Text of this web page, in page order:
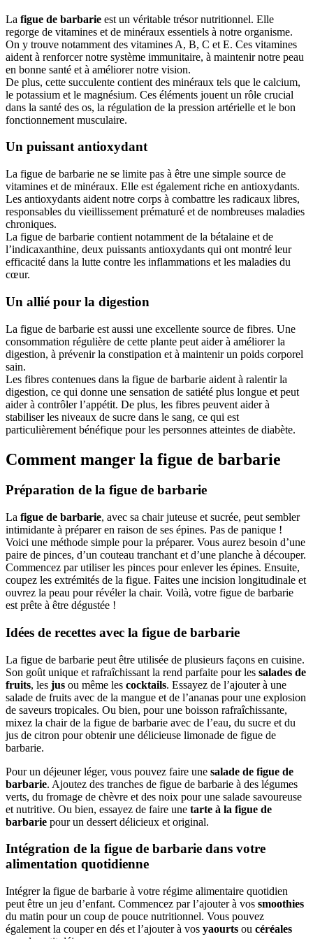
La figue de barbarie est un véritable trésor nutritionnel. Elle
regorge de vitamines et de minéraux essentiels à notre organisme.
On y trouve notamment des vitamines A, B, C et E. Ces vitamines
aident à renforcer notre système immunitaire, à maintenir notre peau
en bonne santé et à améliorer notre vision.
De plus, cette succulente contient des minéraux tels que le calcium,
le potassium et le magnésium. Ces éléments jouent un rôle crucial
dans la santé des os, la régulation de la pression artérielle et le bon
fonctionnement musculaire.
Un puissant antioxydant
La figue de barbarie ne se limite pas à être une simple source de
vitamines et de minéraux. Elle est également riche en antioxydants.
Les antioxydants aident notre corps à combattre les radicaux libres,
responsables du vieillissement prématuré et de nombreuses maladies
chroniques.
La figue de barbarie contient notamment de la bétalaine et de
l’indicaxanthine, deux puissants antioxydants qui ont montré leur
efficacité dans la lutte contre les inflammations et les maladies du
cœur.
Un allié pour la digestion
La figue de barbarie est aussi une excellente source de fibres. Une
consommation régulière de cette plante peut aider à améliorer la
digestion, à prévenir la constipation et à maintenir un poids corporel
sain.
Les fibres contenues dans la figue de barbarie aident à ralentir la
digestion, ce qui donne une sensation de satiété plus longue et peut
aider à contrôler l’appétit. De plus, les fibres peuvent aider à
stabiliser les niveaux de sucre dans le sang, ce qui est
particulièrement bénéfique pour les personnes atteintes de diabète.
Comment manger la figue de barbarie
Préparation de la figue de barbarie
La figue de barbarie, avec sa chair juteuse et sucrée, peut sembler
intimidante à préparer en raison de ses épines. Pas de panique !
Voici une méthode simple pour la préparer. Vous aurez besoin d’une
paire de pinces, d’un couteau tranchant et d’une planche à découper.
Commencez par utiliser les pinces pour enlever les épines. Ensuite,
coupez les extrémités de la figue. Faites une incision longitudinale et
ouvrez la peau pour révéler la chair. Voilà, votre figue de barbarie
est prête à être dégustée !
Idées de recettes avec la figue de barbarie
La figue de barbarie peut être utilisée de plusieurs façons en cuisine.
Son goût unique et rafraîchissant la rend parfaite pour les salades de
fruits, les jus ou même les cocktails. Essayez de l’ajouter à une
salade de fruits avec de la mangue et de l’ananas pour une explosion
de saveurs tropicales. Ou bien, pour une boisson rafraîchissante,
mixez la chair de la figue de barbarie avec de l’eau, du sucre et du
jus de citron pour obtenir une délicieuse limonade de figue de
barbarie.
Pour un déjeuner léger, vous pouvez faire une salade de figue de
barbarie. Ajoutez des tranches de figue de barbarie à des légumes
verts, du fromage de chèvre et des noix pour une salade savoureuse
et nutritive. Ou bien, essayez de faire une tarte à la figue de
barbarie pour un dessert délicieux et original.
Intégration de la figue de barbarie dans votre
alimentation quotidienne
Intégrer la figue de barbarie à votre régime alimentaire quotidien
peut être un jeu d’enfant. Commencez par l’ajouter à vos smoothies
du matin pour un coup de pouce nutritionnel. Vous pouvez
également la couper en dés et l’ajouter à vos yaourts ou céréales